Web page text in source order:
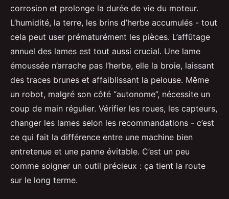
corrosion et prolonge la durée de vie du moteur.
L’humidité, la terre, les brins d’herbe accumulés - tout
cela peut user prématurément les pièces. L’affûtage
annuel des lames est tout aussi crucial. Une lame
émoussée n’arrache pas l’herbe, elle la broie, laissant
des traces brunes et affaiblissant la pelouse. Même
un robot, malgré son côté “autonome”, nécessite un
coup de main régulier. Vérifier les roues, les capteurs,
changer les lames selon les recommandations - c’est
ce qui fait la différence entre une machine bien
entretenue et une panne évitable. C’est un peu
comme soigner un outil précieux : ça tient la route
sur le long terme.